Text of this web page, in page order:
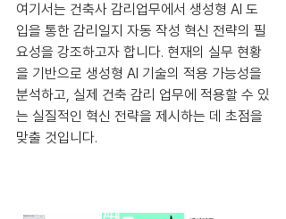
여기서는 건축사 감리업무에서 생성형 AI 도
입을 통한 감리일지 자동 작성 혁신 전략의 필
요성을 강조하고자 합니다. 현재의 실무 현황
을 기반으로 생성형 AI 기술의 적용 가능성을
분석하고, 실제 건축 감리 업무에 적용할 수 있
는 실질적인 혁신 전략을 제시하는 데 초점을
맞출 것입니다.